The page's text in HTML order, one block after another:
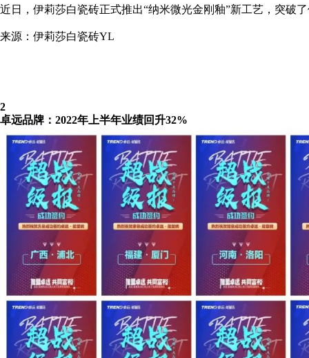
近日，伊莉莎白瓷砖正式推出“纳米微光金刚釉”新工艺，突破
来源：伊莉莎白瓷砖YL
2
卓远品牌：2022年上半年业绩回升32%